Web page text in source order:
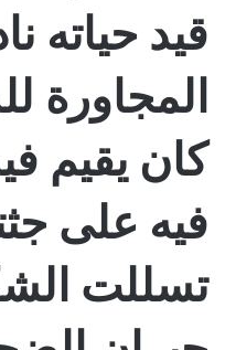
قيد حياته
المجاورة
كان يقيم
فيه على
تسللت